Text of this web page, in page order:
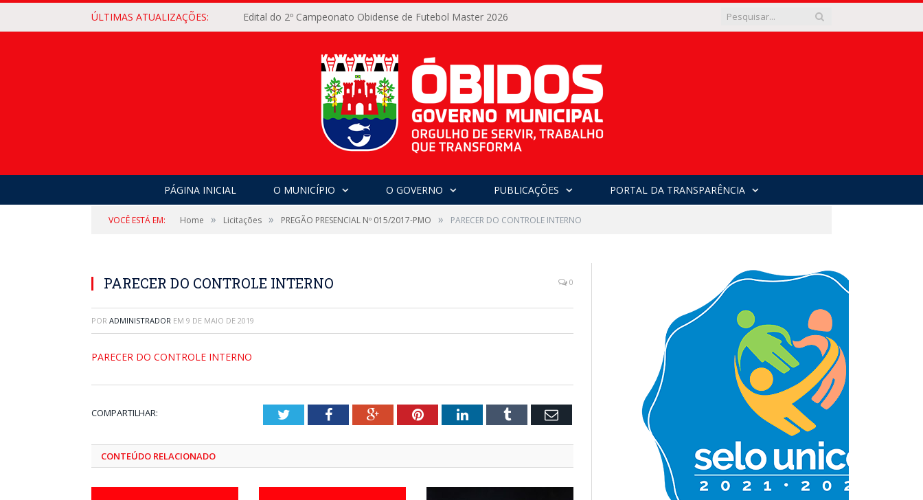
ÚLTIMAS ATUALIZAÇÕES: Edital do 2º Campeonato Obidense de Futebol Master 2026
PÁGINA INICIAL O MUNICÍPIO O GOVERNO PUBLICAÇÕES PORTAL DA TRANSPARÊNCIA
VOCÊ ESTÁ EM: Home » Licitações » PREGÃO PRESENCIAL Nº 015/2017-PMO » PARECER DO CONTROLE INTERNO
PARECER DO CONTROLE INTERNO 0
POR ADMINISTRADOR EM 9 DE MAIO DE 2019
PARECER DO CONTROLE INTERNO
COMPARTILHAR: TwitterFacebookGoogle+PinterestLinkedInTumblr Email
CONTEÚDO RELACIONADO